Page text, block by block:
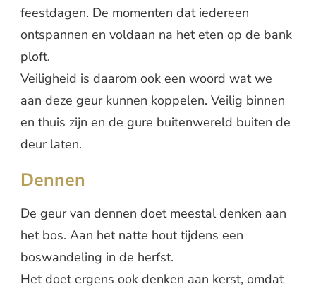
feestdagen. De momenten dat iedereen
ontspannen en voldaan na het eten op de bank
ploft.
Veiligheid is daarom ook een woord wat we
aan deze geur kunnen koppelen. Veilig binnen
en thuis zijn en de gure buitenwereld buiten de
deur laten.
Dennen
De geur van dennen doet meestal denken aan
het bos. Aan het natte hout tijdens een
boswandeling in de herfst.
Het doet ergens ook denken aan kerst, omdat